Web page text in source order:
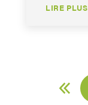
LIRE PLUS